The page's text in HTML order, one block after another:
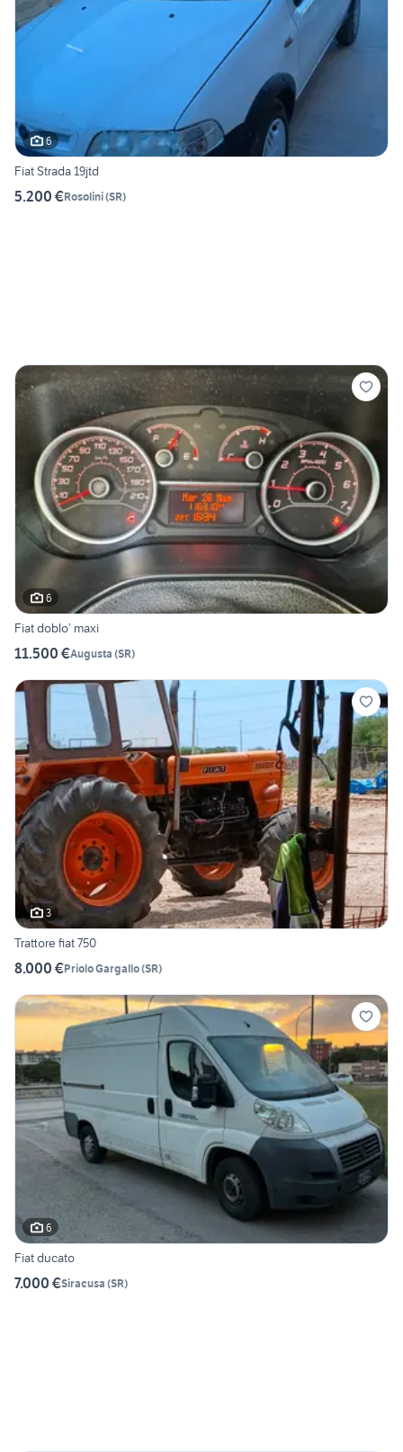
6
Fiat Strada 19jtd
5.200 €Rosolini(SR)
6
Fiat doblo’ maxi
11.500 €Augusta (SR)
3
Trattore fiat 750
8.000 €Priolo Gargallo(SR)
6
Fiat ducato
7.000 €Siracusa (SR)